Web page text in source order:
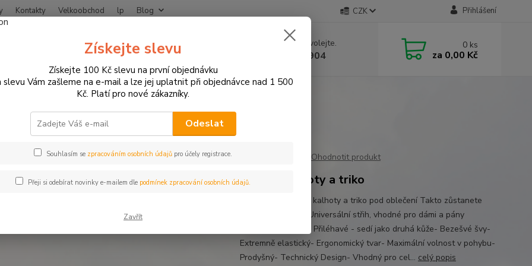
Kontakty Velkoobchod lp Blog CZK Přihlášení
Hledat Nevíte si rady? Zavolejte.
+420 774 641 904
0 ks
za 0,00 Kč
Teplo a bezpečí Funkční Set termoprádlo Fastway
Set termoprádlo Fastway
Ohodnotit produkt
Funkční kalhoty a triko
Funkční prádlo, set kalhoty a triko pod oblečení Takto zůstanete
suchý/á a v teple. Universální střih, vhodné pro dámi a pány
Komfort/vybavení:- Přiléhavé - sedí jako druhá kůže- Bezešvé švy-
Extremně elastický- Ergonomický tvar- Maximální volnost v pohybu-
Prodyšný- Technický Design- Vhodný pro cel... celý popis
Získejte slevu
Získejte 100 Kč slevu na první objednávku
slevu Vám zašleme na e-mail a lze jej uplatnit při objednávce nad 1 500
Kč. Platí pro nové zákazníky.
Odeslat
Souhlasím se zpracováním osobních údajů pro účely registrace.
Přeji si odebírat novinky e-mailem dle podmínek zpracování osobních údajů.
Zavřít